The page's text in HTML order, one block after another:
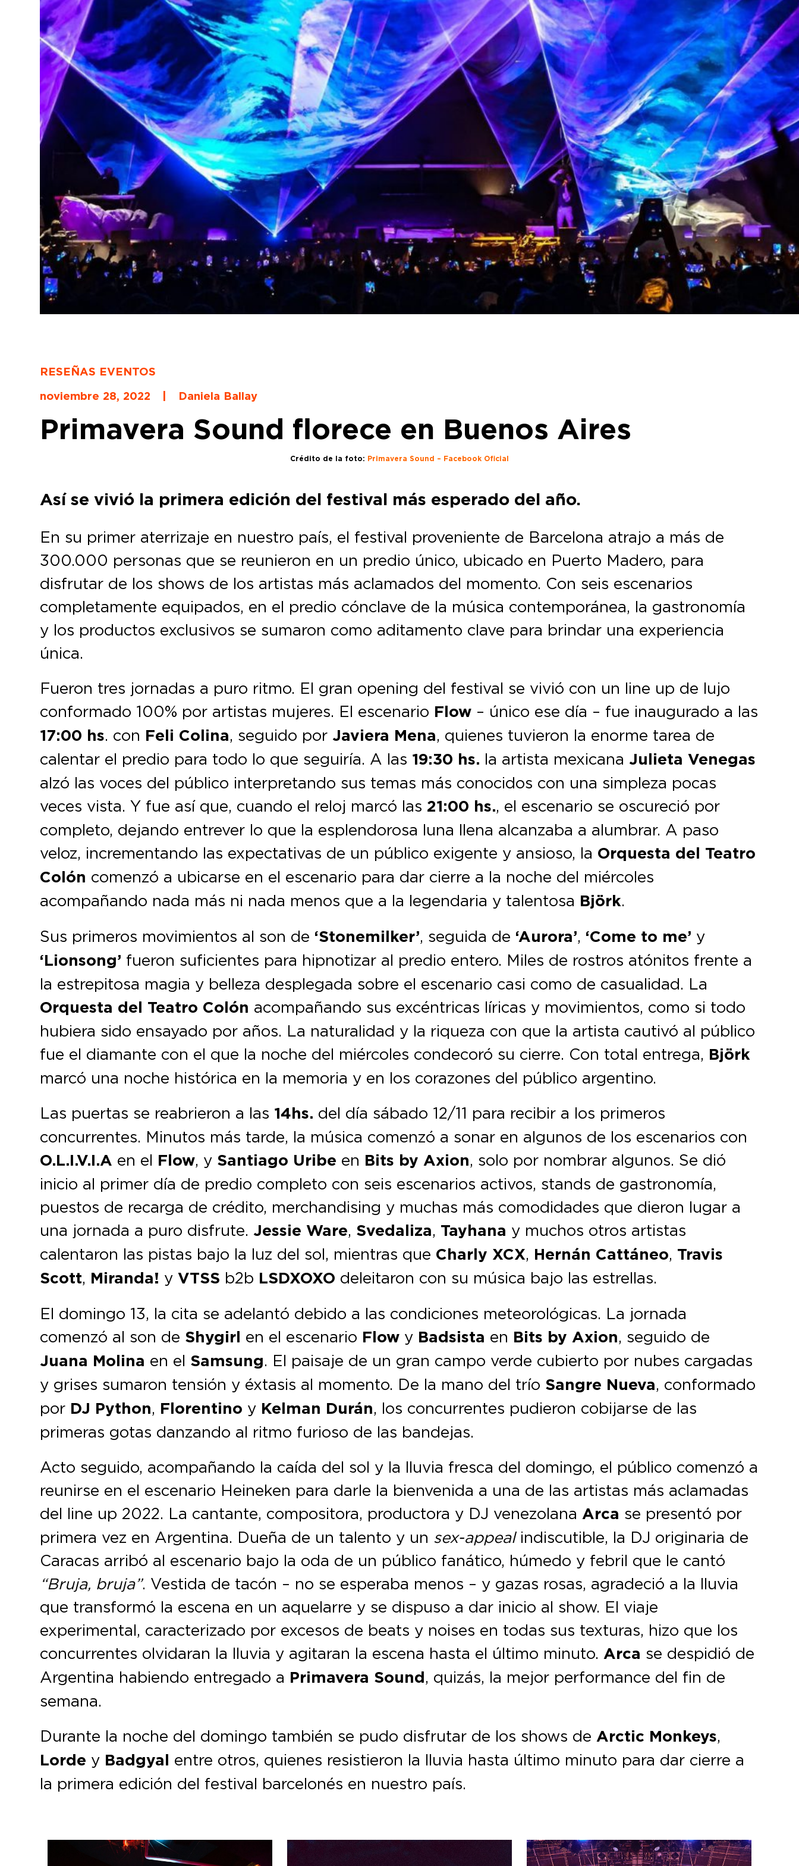
RESEÑAS EVENTOS
noviembre 28, 2022
Daniela Ballay
Primavera Sound florece en Buenos Aires
Crédito de la foto: Primavera Sound – Facebook Oficial
Así se vivió la primera edición del festival más esperado del año.
En su primer aterrizaje en nuestro país, el festival proveniente de Barcelona atrajo a más de
300.000 personas que se reunieron en un predio único, ubicado en Puerto Madero, para
disfrutar de los shows de los artistas más aclamados del momento. Con seis escenarios
completamente equipados, en el predio cónclave de la música contemporánea, la gastronomía
y los productos exclusivos se sumaron como aditamento clave para brindar una experiencia
única.
Fueron tres jornadas a puro ritmo. El gran opening del festival se vivió con un line up de lujo
conformado 100% por artistas mujeres. El escenario Flow – único ese día – fue inaugurado a las
17:00 hs. con Feli Colina, seguido por Javiera Mena, quienes tuvieron la enorme tarea de
calentar el predio para todo lo que seguiría. A las 19:30 hs. la artista mexicana Julieta Venegas
alzó las voces del público interpretando sus temas más conocidos con una simpleza pocas
veces vista. Y fue así que, cuando el reloj marcó las 21:00 hs., el escenario se oscureció por
completo, dejando entrever lo que la esplendorosa luna llena alcanzaba a alumbrar. A paso
veloz, incrementando las expectativas de un público exigente y ansioso, la Orquesta del Teatro
Colón comenzó a ubicarse en el escenario para dar cierre a la noche del miércoles
acompañando nada más ni nada menos que a la legendaria y talentosa Björk.
Sus primeros movimientos al son de ‘Stonemilker’, seguida de ‘Aurora’, ‘Come to me’ y
‘Lionsong’ fueron suficientes para hipnotizar al predio entero. Miles de rostros atónitos frente a
la estrepitosa magia y belleza desplegada sobre el escenario casi como de casualidad. La
Orquesta del Teatro Colón acompañando sus excéntricas líricas y movimientos, como si todo
hubiera sido ensayado por años. La naturalidad y la riqueza con que la artista cautivó al público
fue el diamante con el que la noche del miércoles condecoró su cierre. Con total entrega, Björk
marcó una noche histórica en la memoria y en los corazones del público argentino.
Las puertas se reabrieron a las 14hs. del día sábado 12/11 para recibir a los primeros
concurrentes. Minutos más tarde, la música comenzó a sonar en algunos de los escenarios con
O.L.I.V.I.A en el Flow, y Santiago Uribe en Bits by Axion, solo por nombrar algunos. Se dió
inicio al primer día de predio completo con seis escenarios activos, stands de gastronomía,
puestos de recarga de crédito, merchandising y muchas más comodidades que dieron lugar a
una jornada a puro disfrute. Jessie Ware, Svedaliza, Tayhana y muchos otros artistas
calentaron las pistas bajo la luz del sol, mientras que Charly XCX, Hernán Cattáneo, Travis
Scott, Miranda! yVTSS b2b LSDXOXO deleitaron con su música bajo las estrellas.
El domingo 13, la cita se adelantó debido a las condiciones meteorológicas. La jornada
comenzó al son de Shygirl en el escenario Flow y Badsista en Bits by Axion, seguido de
Juana Molina en el Samsung. El paisaje de un gran campo verde cubierto por nubes cargadas
y grises sumaron tensión y éxtasis al momento. De la mano del trío Sangre Nueva, conformado
por DJ Python, Florentino y Kelman Durán, los concurrentes pudieron cobijarse de las
primeras gotas danzando al ritmo furioso de las bandejas.
Acto seguido, acompañando la caída del sol y la lluvia fresca del domingo, el público comenzó a
reunirse en el escenario Heineken para darle la bienvenida a una de las artistas más aclamadas
del line up 2022. La cantante, compositora, productora y DJ venezolanaArca se presentó por
primera vez en Argentina. Dueña de un talento y un sex-appealindiscutible, la DJ originaria de
Caracas arribó al escenario bajo la oda de un público fanático, húmedo y febril que le cantó
“Bruja, bruja”. Vestida de tacón – no se esperaba menos – y gazas rosas, agradeció a la lluvia
que transformó la escena en un aquelarre y se dispuso a dar inicio al show. El viaje
experimental, caracterizado por excesos de beats y noises en todas sus texturas, hizo que los
concurrentes olvidaran la lluvia y agitaran la escena hasta el último minuto.Arca se despidió de
Argentina habiendo entregado a Primavera Sound, quizás, la mejor performance del fin de
semana.
Durante la noche del domingo también se pudo disfrutar de los shows deArctic Monkeys,
Lorde y Badgyal entre otros, quienes resistieron la lluvia hasta último minuto para dar cierre a
la primera edición del festival barcelonés en nuestro país.